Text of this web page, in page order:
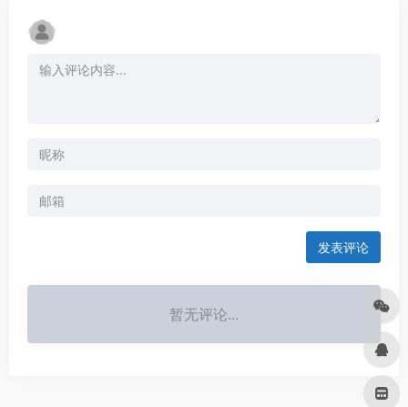
发表评论
暂无评论...